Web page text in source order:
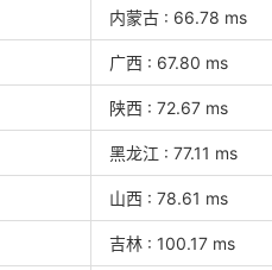
内蒙古 : 66.78 ms
广西 : 67.80 ms
陕西 : 72.67 ms
黑龙江 : 77.11 ms
山西 : 78.61 ms
吉林 : 100.17 ms